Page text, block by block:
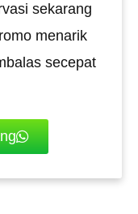
sekarang
menarik
secepat